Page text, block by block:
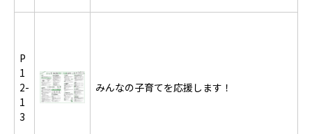
P
1
2-
1
3
みんなの子育てを応援します！